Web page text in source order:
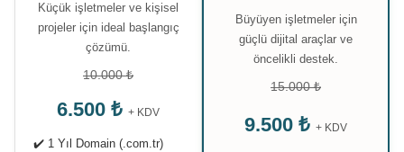
Küçük işletmeler ve kişisel
projeler için ideal başlangıç
çözümü.
10.000 ₺
6.500 ₺ + KDV
✔️ 1 Yıl Domain (.com.tr)
Büyüyen işletmeler için
güçlü dijital araçlar ve
öncelikli destek.
15.000 ₺
9.500 ₺ + KDV